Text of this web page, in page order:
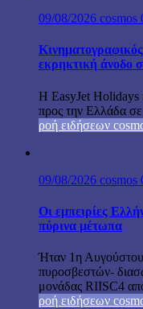
09/08/2026 cosmos
εκρηκτική άνοδο
Η EasyJet Holidays
προς την Ελλάδα
ροή ειδήσεων
09/08/2026 cosmos
Οι εμπειρίες
πύρινα μέτωπα
Ήταν 1η
πυροσβεστών-
μονάδας RIISC4
ροή ειδήσεων